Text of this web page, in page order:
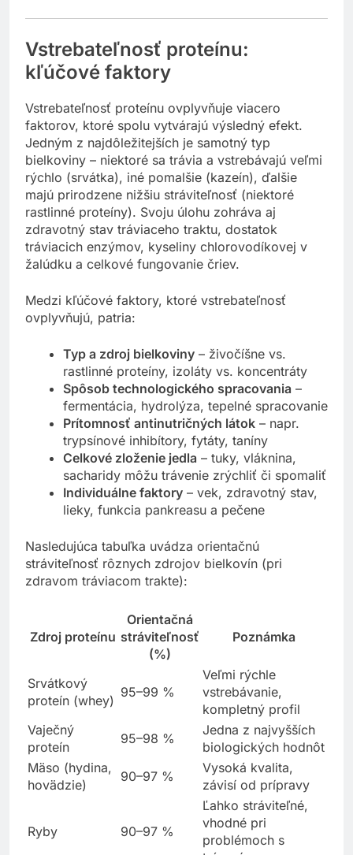
Vstrebateľnosť proteínu:
kľúčové faktory
Vstrebateľnosť proteínu ovplyvňuje viacero
faktorov, ktoré spolu vytvárajú výsledný efekt.
Jedným z najdôležitejších je samotný typ
bielkoviny – niektoré sa trávia a vstrebávajú veľmi
rýchlo (srvátka), iné pomalšie (kazeín), ďalšie
majú prirodzene nižšiu stráviteľnosť (niektoré
rastlinné proteíny). Svoju úlohu zohráva aj
zdravotný stav tráviaceho traktu, dostatok
tráviacich enzýmov, kyseliny chlorovodíkovej v
žalúdku a celkové fungovanie čriev.
Medzi kľúčové faktory, ktoré vstrebateľnosť
ovplyvňujú, patria:
Typ a zdroj bielkoviny – živočíšne vs.
rastlinné proteíny, izoláty vs. koncentráty
Spôsob technologického spracovania –
fermentácia, hydrolýza, tepelné spracovanie
Prítomnosť antinutričných látok – napr.
trypsínové inhibítory, fytáty, taníny
Celkové zloženie jedla – tuky, vláknina,
sacharidy môžu trávenie zrýchliť či spomaliť
Individuálne faktory – vek, zdravotný stav,
lieky, funkcia pankreasu a pečene
Nasledujúca tabuľka uvádza orientačnú
stráviteľnosť rôznych zdrojov bielkovín (pri
zdravom tráviacom trakte):
Zdroj proteínu
Orientačná
stráviteľnosť
(%)
Poznámka
Srvátkový
proteín (whey)
95–99 %
Veľmi rýchle
vstrebávanie,
kompletný profil
Vaječný
proteín
95–98 %
Jedna z najvyšších
biologických hodnôt
Mäso (hydina,
hovädzie)
90–97 %
Vysoká kvalita,
závisí od prípravy
Ryby 90–97 %
Ľahko stráviteľné,
vhodné pri
problémoch s